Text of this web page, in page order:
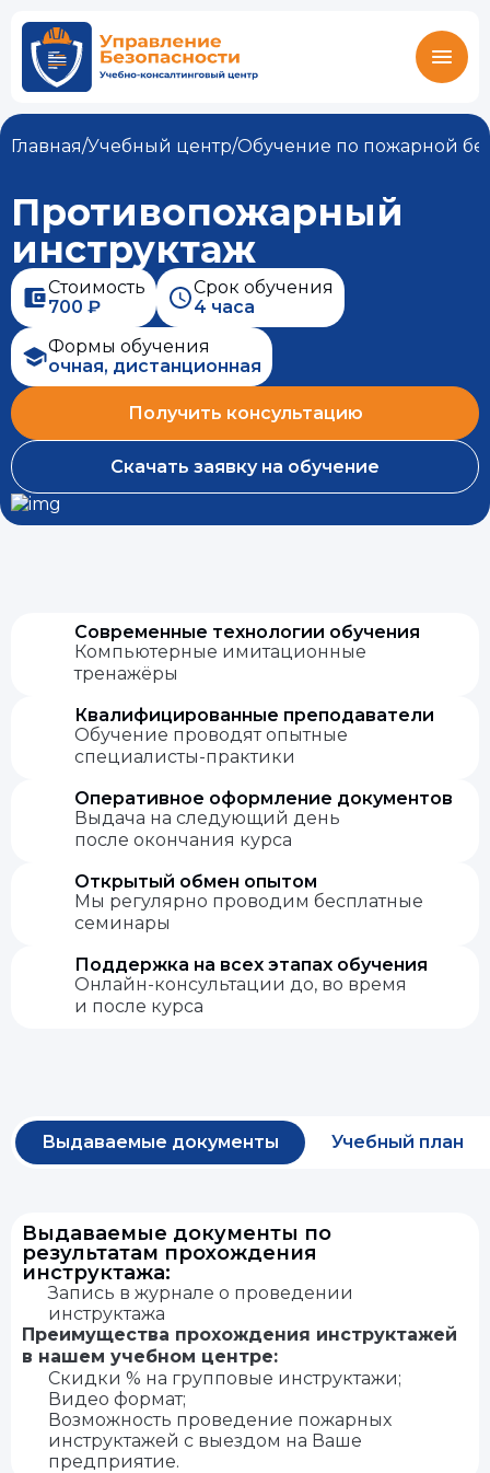
Главная/Учебный центр/Обучение по пожарной
Противопожарный
инструктаж
Стоимость
700 ₽
Срок обучения
4 часа
Формы обучения
очная, дистанционная
Получить консультацию
Скачать заявку на обучение
Современные технологии обучения
Компьютерные имитационные
тренажёры
Квалифицированные преподаватели
Обучение проводят опытные
специалисты-практики
Оперативное оформление документов
Выдача на следующий день
после окончания курса
Открытый обмен опытом
Мы регулярно проводим бесплатные
семинары
Поддержка на всех этапах обучения
Онлайн-консультации до, во время
и после курса
Выдаваемые документы Учебный план
Выдаваемые документы по
результатам прохождения
инструктажа:
Запись в журнале о проведении
инструктажа
Преимущества прохождения инструктажей
в нашем учебном центре:
Скидки % на групповые инструктажи;
Видео формат;
Возможность проведение пожарных
инструктажей с выездом на Ваше
предприятие.